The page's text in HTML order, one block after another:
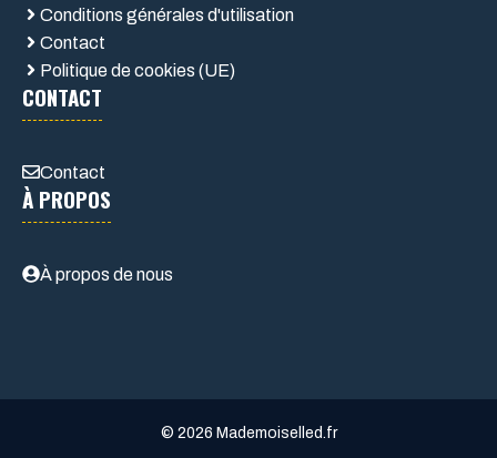
Conditions générales d'utilisation
Contact
Politique de cookies (UE)
CONTACT
Contact
À PROPOS
À propos de nous
© 2026 Mademoiselled.fr